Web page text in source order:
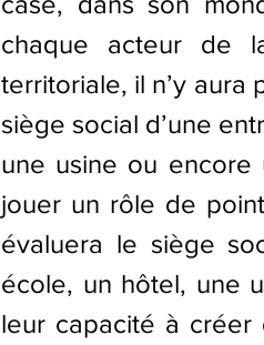
chaque acteur de
territoriale, il n’y aura
siège social d’une
une usine ou
jouer un rôle de
évaluera le siège
école, un hôtel, une
leur capacité à créer